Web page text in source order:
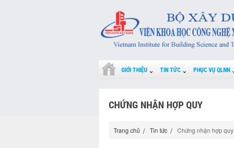
GIỚI THIỆU TIN TỨC PHỤC VỤ QLNN
CHỨNG NHẬN HỢP QUY
Trang chủ Tin tức Chứng nhận hợp quy